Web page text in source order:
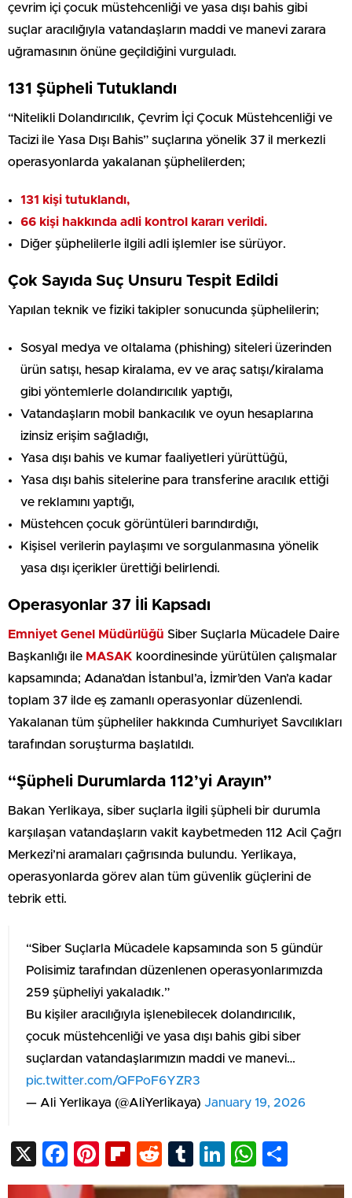
çevrim içi çocuk müstehcenliği ve yasa dışı bahis gibi
suçlar aracılığıyla vatandaşların maddi ve manevi zarara
uğramasının önüne geçildiğini vurguladı.
131 Şüpheli Tutuklandı
“Nitelikli Dolandırıcılık, Çevrim İçi Çocuk Müstehcenliği ve
Tacizi ile Yasa Dışı Bahis” suçlarına yönelik 37 il merkezli
operasyonlarda yakalanan şüphelilerden;
131 kişi tutuklandı,
66 kişi hakkında adli kontrol kararı verildi.
Diğer şüphelilerle ilgili adli işlemler ise sürüyor.
Çok Sayıda Suç Unsuru Tespit Edildi
Yapılan teknik ve fiziki takipler sonucunda şüphelilerin;
Sosyal medya ve oltalama (phishing) siteleri üzerinden
ürün satışı, hesap kiralama, ev ve araç satışı/kiralama
gibi yöntemlerle dolandırıcılık yaptığı,
Vatandaşların mobil bankacılık ve oyun hesaplarına
izinsiz erişim sağladığı,
Yasa dışı bahis ve kumar faaliyetleri yürüttüğü,
Yasa dışı bahis sitelerine para transferine aracılık ettiği
ve reklamını yaptığı,
Müstehcen çocuk görüntüleri barındırdığı,
Kişisel verilerin paylaşımı ve sorgulanmasına yönelik
yasa dışı içerikler ürettiği belirlendi.
Operasyonlar 37 İli Kapsadı
Emniyet Genel Müdürlüğü Siber Suçlarla Mücadele Daire
Başkanlığı ile MASAK koordinesinde yürütülen çalışmalar
kapsamında; Adana’dan İstanbul’a, İzmir’den Van’a kadar
toplam 37 ilde eş zamanlı operasyonlar düzenlendi.
Yakalanan tüm şüpheliler hakkında Cumhuriyet Savcılıkları
tarafından soruşturma başlatıldı.
“Şüpheli Durumlarda 112’yi Arayın”
Bakan Yerlikaya, siber suçlarla ilgili şüpheli bir durumla
karşılaşan vatandaşların vakit kaybetmeden 112 Acil Çağrı
Merkezi’ni aramaları çağrısında bulundu. Yerlikaya,
operasyonlarda görev alan tüm güvenlik güçlerini de
tebrik etti.
“Siber Suçlarla Mücadele kapsamında son 5 gündür
Polisimiz tarafından düzenlenen operasyonlarımızda
259 şüpheliyi yakaladık.”
Bu kişiler aracılığıyla işlenebilecek dolandırıcılık,
çocuk müstehcenliği ve yasa dışı bahis gibi siber
suçlardan vatandaşlarımızın maddi ve manevi…
pic.twitter.com/QFPoF6YZR3
— Ali Yerlikaya (@AliYerlikaya) January 19, 2026
X Facebook
Pinterest
Flipboard
RedditTumblr
LinkedIn